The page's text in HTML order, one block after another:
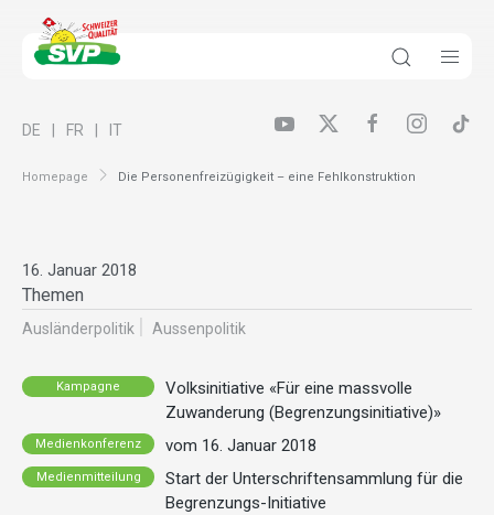
Homepage Die Personenfreizügigkeit – eine Fehlkonstruktion
DE FR IT
16. Januar 2018
Themen
Ausländer­politik Aussenpolitik
Kampagne
Volksinitiative «Für eine massvolle
Zuwanderung (Begrenzungsinitiative)»
Medienkonferenz vom 16. Januar 2018
Medienmitteilung
Start der Unterschriftensammlung für die
Begrenzungs-Initiative